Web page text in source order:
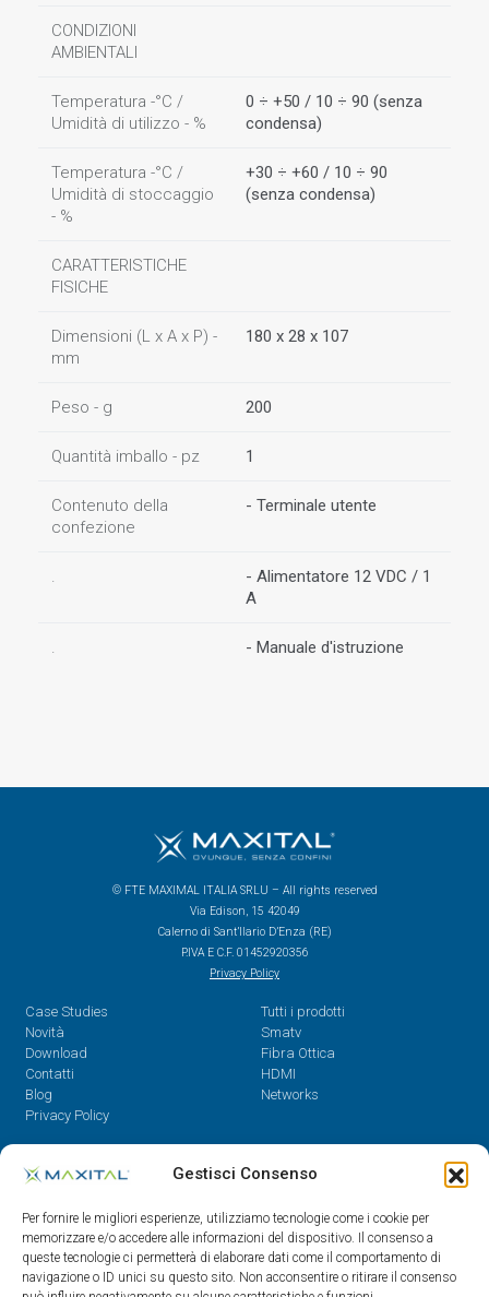
Gestisci Consenso
Per fornire le migliori esperienze, utilizziamo tecnologie come i cookie per
memorizzare e/o accedere alle informazioni del dispositivo. Il consenso a
queste tecnologie ci permetterà di elaborare dati come il comportamento di
navigazione o ID unici su questo sito. Non acconsentire o ritirare il consenso
CONDIZIONI
AMBIENTALI
Temperatura -°C /
Umidità di utilizzo - %
0 ÷ +50 / 10 ÷ 90 (senza
condensa)
Temperatura -°C /
Umidità di stoccaggio
- %
+30 ÷ +60 / 10 ÷ 90
(senza condensa)
CARATTERISTICHE
FISICHE
Dimensioni (L x A x P) -
mm
180 x 28 x 107
Peso - g 200
Quantità imballo - pz 1
Contenuto della
confezione
- Terminale utente
.
- Alimentatore 12 VDC / 1
A
. - Manuale d'istruzione
© FTE MAXIMAL ITALIA SRLU – All rights reserved
Via Edison, 15 42049
Calerno di Sant’Ilario D’Enza (RE)
P.IVA E C.F. 01452920356
Privacy Policy
Case Studies
Novità
Download
Contatti
Blog
Privacy Policy
Tutti i prodotti
Smatv
Fibra Ottica
HDMI
Networks
Contatti
08.30 - 12.30 / 14 - 18
0522/909701
0522/909748